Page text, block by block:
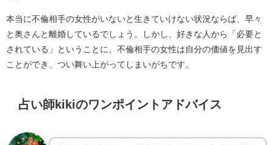
本当に不倫相手の女性がいないと生きていけない状況ならば、早々
と奥さんと離婚しているでしょう。しかし、好きな人から「必要と
されている」ということに、不倫相手の女性は自分の価値を見出す
ことができ、つい舞い上がってしまいがちです。
占い師kikiのワンポイントアドバイス